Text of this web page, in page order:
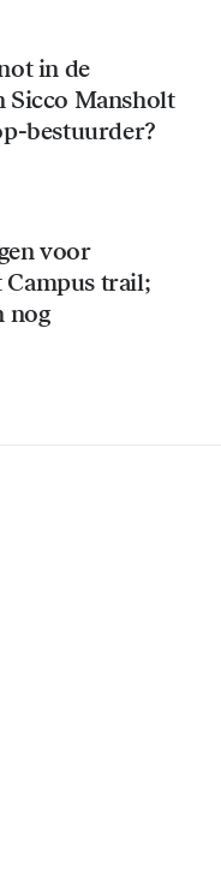
in de
Sicco Mansholt
bestuurder?
voor
trail;
nog